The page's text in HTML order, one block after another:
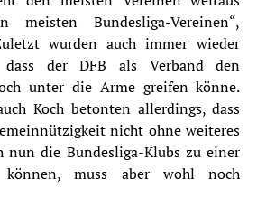
meisten Bundesliga-Vereinen“,
wurden auch immer wieder
dass der DFB als Verband den
unter die Arme greifen könne.
Koch betonten allerdings, dass
nicht ohne weiteres
nun die Bundesliga-Klubs zu einer
können, muss aber wohl noch